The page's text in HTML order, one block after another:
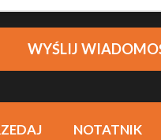
NOTATNIK